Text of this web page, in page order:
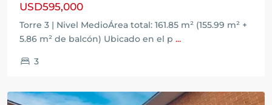
USD595,000
Torre 3 | Nivel MedioÁrea total: 161.85 m² (155.99 m² +
5.86 m² de balcón) Ubicado en el p ...
3
Carretera
El